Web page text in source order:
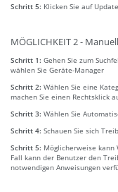
Schritt 5: Klicken Sie auf
MÖGLICHKEIT 2 -
Schritt 1: Gehen Sie zum
wählen Sie Geräte-Manager
Schritt 2: Wählen Sie eine
machen Sie einen Rechtsklick
Schritt 3: Wählen Sie
Schritt 4: Schauen Sie sich
Schritt 5: Möglicherweise
Fall kann der Benutzer den
notwendigen Anweisungen